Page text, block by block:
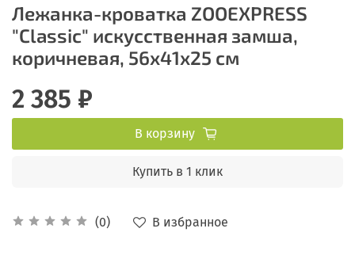
Лежанка-кроватка ZOOEXPRESS
"Classic" искусственная замша,
коричневая, 56х41х25 см
(0) В избранное
2 385 ₽
В корзину
Купить в 1 клик